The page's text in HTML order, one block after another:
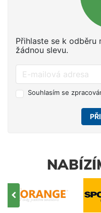
Přihlaste se k odběru
žádnou slevu.
Souhlasím se